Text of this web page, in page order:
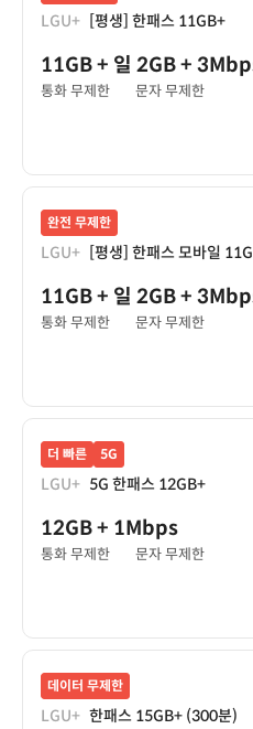
LGU+ [평생] 한패스 11GB+
11GB+ 일 2GB+
통화 무제한 문자 무제한
완전 무제한
LGU+ [평생] 한패스 모바일
11GB+ 일 2GB+
통화 무제한 문자 무제한
더 빠른 5G
LGU+ 5G 한패스 12GB+
12GB+ 1Mbps
통화 무제한 문자 무제한
데이터 무제한
LGU+ 한패스 15GB+ (300분)